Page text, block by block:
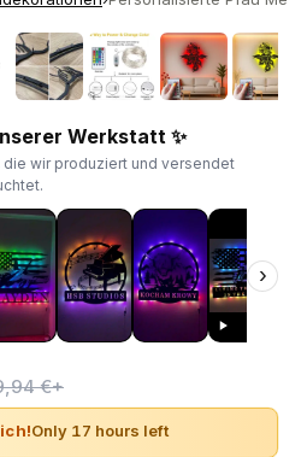
›
Werkstatt ✨
die wir produziert und versendet
›
€+
Only 17 hours left